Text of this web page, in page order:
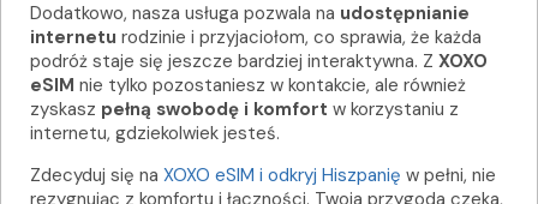
Dodatkowo, nasza usługa pozwala na udostępnianie
internetu rodzinie i przyjaciołom, co sprawia, że każda
podróż staje się jeszcze bardziej interaktywna. Z XOXO
eSIM nie tylko pozostaniesz w kontakcie, ale również
zyskasz pełną swobodę i komfort w korzystaniu z
internetu, gdziekolwiek jesteś.
Zdecyduj się na XOXO eSIM i odkryj Hiszpanię w pełni, nie